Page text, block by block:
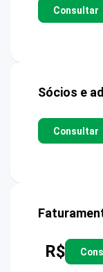
Consultar
Sócios e
Consultar
R$